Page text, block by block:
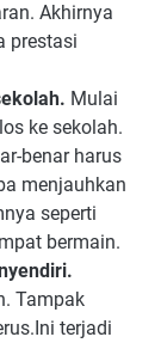
Akhirnya
prestasi
Mulai
ke sekolah.
benar harus
menjauhkan
seperti
bermain.
Tampak
terjadi